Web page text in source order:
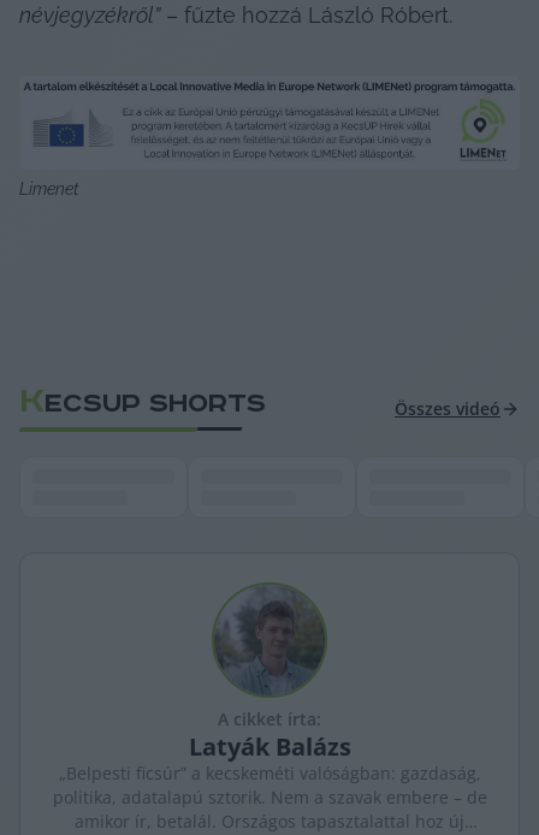
névjegyzékről” – fűzte hozzá László Róbert.
Limenet
KECSUP SHORTS Összes videó
A cikket írta:
Latyák Balázs
„Belpesti ficsúr” a kecskeméti valóságban: gazdaság,
politika, adatalapú sztorik. Nem a szavak embere – de
amikor ír, betalál. Országos tapasztalattal hoz új